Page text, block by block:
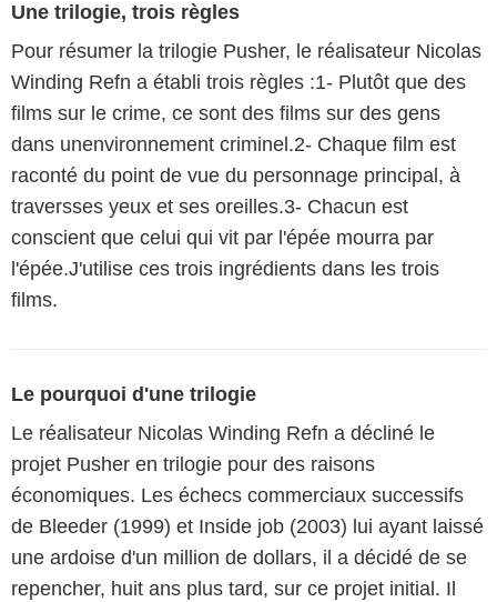
Une trilogie, trois règles
Pour résumer la trilogie Pusher, le réalisateur Nicolas
Winding Refn a établi trois règles :1- Plutôt que des
films sur le crime, ce sont des films sur des gens
dans unenvironnement criminel.2- Chaque film est
raconté du point de vue du personnage principal, à
traversses yeux et ses oreilles.3- Chacun est
conscient que celui qui vit par l'épée mourra par
l'épée.J'utilise ces trois ingrédients dans les trois
films.
Le pourquoi d'une trilogie
Le réalisateur Nicolas Winding Refn a décliné le
projet Pusher en trilogie pour des raisons
économiques. Les échecs commerciaux successifs
de Bleeder (1999) et Inside job (2003) lui ayant laissé
une ardoise d'un million de dollars, il a décidé de se
repencher, huit ans plus tard, sur ce projet initial. Il